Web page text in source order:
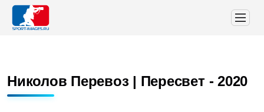
Николов Перевоз | Пересвет - 2020